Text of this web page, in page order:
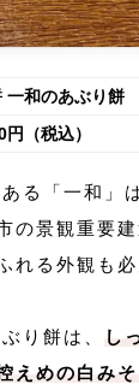
一和のあぶり餅
（税込）
る「一和」
の景観重要
れる外観も必
り餅は、
し
えめの白みそ